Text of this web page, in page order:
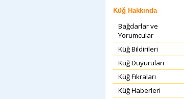
Küğ Hakkında
Bağdarlar ve
Yorumcular
Küğ Bildirileri
Küğ Duyuruları
Küğ Fıkraları
Küğ Haberleri